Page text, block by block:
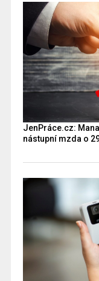
JenPráce.cz:
nástupní mzda o